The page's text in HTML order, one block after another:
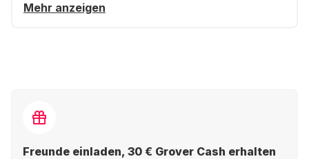
Mehr anzeigen
Freunde einladen, 30 € Grover Cash erhalten